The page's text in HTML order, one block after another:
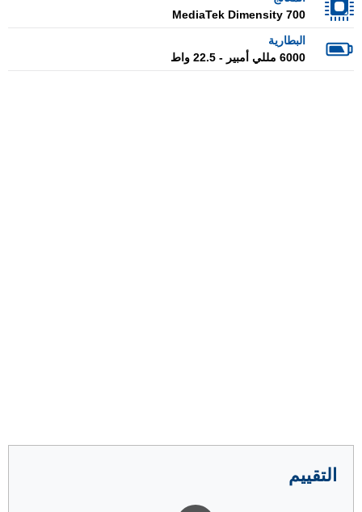
MediaTek Dimensity 700
البطارية
6000 مللي أمبير - 22.5 واط
التقييم